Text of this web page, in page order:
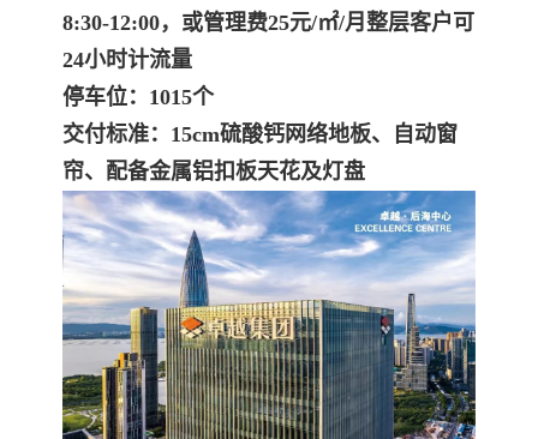
8:30-12:00，或管理费25元/㎡/月整层客户可
24小时计流量
停车位：1015个
交付标准：15cm硫酸钙网络地板、自动窗
帘、配备金属铝扣板天花及灯盘